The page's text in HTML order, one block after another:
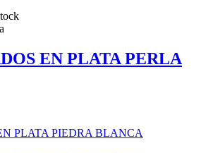
EN PLATA PERLA
PLATA PIEDRA BLANCA